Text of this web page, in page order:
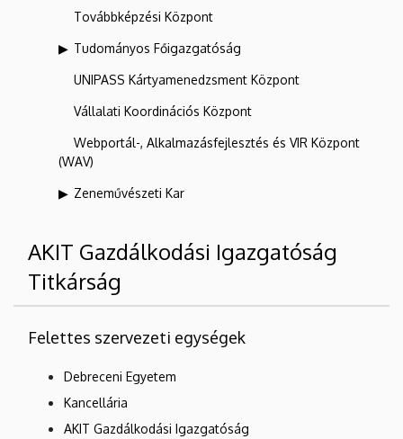
Továbbképzési Központ
Tudományos Főigazgatóság
UNIPASS Kártyamenedzsment Központ
Vállalati Koordinációs Központ
Webportál-, Alkalmazásfejlesztés és VIR Központ
(WAV)
Zeneművészeti Kar
AKIT Gazdálkodási Igazgatóság
Titkárság
Felettes szervezeti egységek
Debreceni Egyetem
Kancellária
AKIT Gazdálkodási Igazgatóság